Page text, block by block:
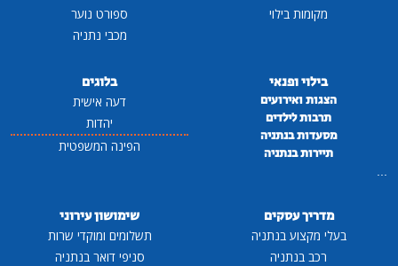
מקומות בילוי
ספורט נוער
מכבי נתניה
בילוי ופנאי
הצגות ואירועים
תרבות לילדים
מסעדות בנתניה
תיירות בנתניה
...
בלוגים
דעה אישית
יהדות
הפינה המשפטית
מדריך עסקים
בעלי מקצוע בנתניה
רכב בנתניה
שימושון עירוני
תשלומים ומוקדי שרות
סניפי דואר בנתניה